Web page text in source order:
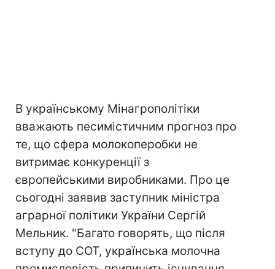
В українському Мінагрополітіки
вважають песимістичним прогноз про
те, що сфера молокоперобки не
витримає конкуренції з
європейськими виробниками. Про це
сьогодні заявив заступник міністра
аграрної політики України Сергій
Мельник. "Багато говорять, що після
вступу до СОТ, українська молочна